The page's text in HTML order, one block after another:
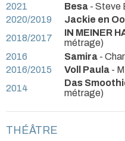
2021 Besa - Steve
2020/2019
Jackie en
2018/2017
IN MEINER
métrage)
2016
Samira -
2016/2015
Voll Paula -
2014
Das
métrage)
THÉÂTRE